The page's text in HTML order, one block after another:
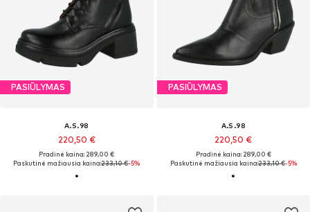
PASIŪLYMAS
A.S.98
220,50 €
Pradinė kaina: 289,00 €
Paskutinė mažiausia kaina:233,10 €-5%
PASIŪLYMAS
A.S.98
220,50 €
Pradinė kaina: 289,00 €
Paskutinė mažiausia kaina:233,10 €-5%